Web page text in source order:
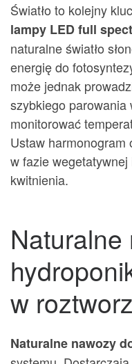
Światło to kolejny
lampy LED full
naturalne światło
energię do
może jednak
szybkiego parowania
monitorować
Ustaw harmonogram
w fazie
kwitnienia.
Naturalne
w
Naturalne nawozy